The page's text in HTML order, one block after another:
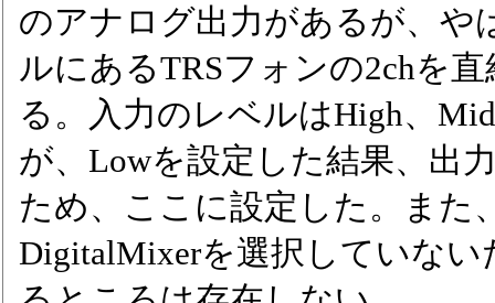
のアナログ出力があるが、や
ルにあるTRSフォンの2chを
る。入力のレベルはHigh、
が、Lowを設定した結果、出
ため、ここに設定した。また
DigitalMixerを選択していな